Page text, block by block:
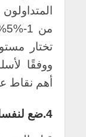
تختار
ووفقًا
أهم نقاط
4.ضع لنفسك أهداف معينة